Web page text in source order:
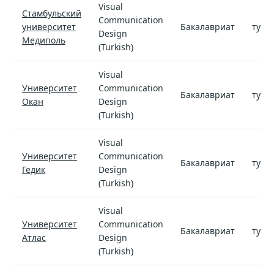
Стамбульский
университет
Медиполь
Visual
Communication
Design
(Turkish)
Бакалавриат
Университет
Окан
Visual
Communication
Design
(Turkish)
Бакалавриат
Университет
Гедик
Visual
Communication
Design
(Turkish)
Бакалавриат
Университет
Атлас
Visual
Communication
Design
(Turkish)
Бакалавриат